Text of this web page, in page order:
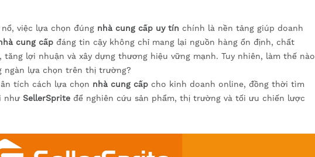
việc lựa chọn đúng nhà cung cấp uy tín chính là nền tảng giúp doanh
cung cấp đáng tin cậy không chỉ mang lại nguồn hàng ổn định, chất
lợi nhuận và xây dựng thương hiệu vững mạnh. Tuy nhiên, làm thế nào
ngàn lựa chọn trên thị trường?
tích cách lựa chọn nhà cung cấp cho kinh doanh online, đồng thời tìm
như SellerSprite để nghiên cứu sản phẩm, thị trường và tối ưu chiến lược